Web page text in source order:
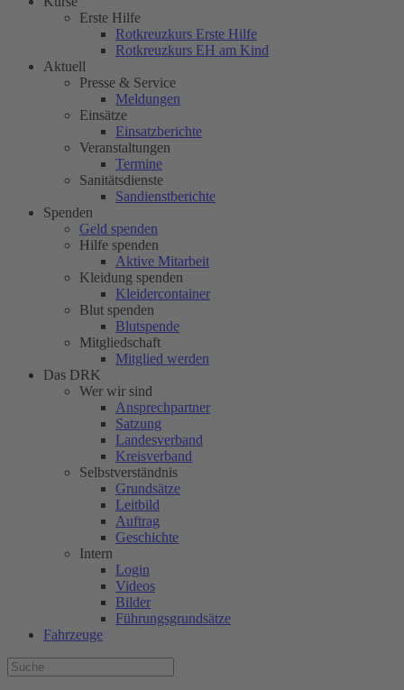
Erste Hilfe
Rotkreuzkurs Erste Hilfe
Rotkreuzkurs EH am Kind
Aktuell
Presse & Service
Meldungen
Einsätze
Einsatzberichte
Veranstaltungen
Termine
Sanitätsdienste
Sandienstberichte
Spenden
Geld spenden
Hilfe spenden
Aktive Mitarbeit
Kleidung spenden
Kleidercontainer
Blut spenden
Blutspende
Mitgliedschaft
Mitglied werden
Das DRK
Wer wir sind
Ansprechpartner
Satzung
Landesverband
Kreisverband
Selbstverständnis
Grundsätze
Leitbild
Auftrag
Geschichte
Intern
Login
Videos
Bilder
Führungsgrundsätze
Fahrzeuge